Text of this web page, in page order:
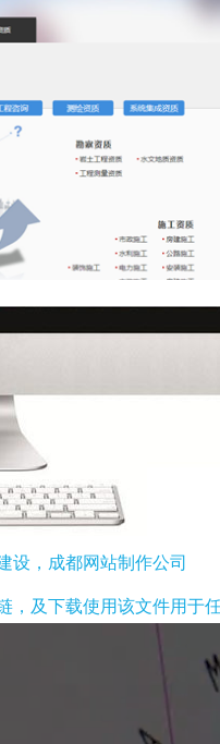
设，成都网站制作公司
及下载使用该文件用于任